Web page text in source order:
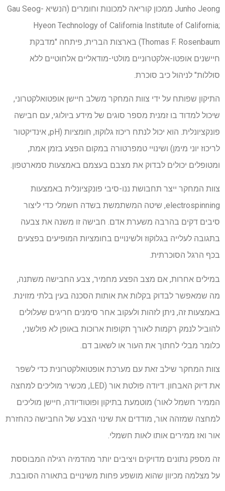
Junho Jeong ממכון קוריאה למכונות וחומרים (הנשיא Gau Seog-
Hyeon Technology of California Institute of California;
Thomas F. Rosenbaum) בארצות הברית, פיתחה "מדבקת
חיישנים אופטו-אלקטרוניים מולטי-מודאליים אלחוטיים ללא
סוללות" לניהול כיב סוכרת.
התיקון שפותח על ידי צוות המחקר משלב חיישן אופטואלקטרוני,
שיכול למדוד בו זמנית מספר סוגים של מידע ביולוגי, עם חבישה
פונקציונלית. הוא יכול לנתח ריכוז גלוקוז, חומציות (pH, אינדיקטור
לריכוז יוני מימן) ושינויי טמפרטורה במקום הפצע בזמן אמת,
ומטופלים יכולים לבדוק את מצבם בעצמם באמצעות סמארטפון.
צוות המחקר ייצר תחבושת ננו-סיבי פונקציונלית באמצעות
electrospinning, שיטה המשתמשת בשדה חשמלי כדי ליצור
סיבים דקים בהרבה משערת אדם. חבישה זו משנה את צבעה
בתגובה לעלייה בגלוקוז ולשינויים בחומציות המופיעים בפצעים
בכף הרגל הסוכרתית.
במילים אחרות, אם מצב הפצע מחמיר, צבע החבישה משתנה,
מה שמאפשר לבדוק בקלות את אותות הסכנה בעין בלתי מזוינת.
באמצעות זה, ניתן לזהות ולעקוב אחר סימנים חריגים שעלולים
להוביל לנמק רקמות לאורך תקופות ארוכות באופן לא פולשני,
כלומר מבלי לחתוך את העור או לשאוב דם.
צוות המחקר שילב זאת עם מערכת אופטואלקטרונית כדי לשפר
את דיוק האבחון. דיודה פולטת אור (LED, מכשיר מוליכים למחצה
הממיר חשמל לאור) מוטמעת בתיקון ופוטודיודה, חיישן מוליכים
למחצה שמזהה אור, מודדים את שינוי הצבע של החבישה כהחזרת
אור ואז ממירים אותו לאות חשמלי.
זה מספק נתונים מדויקים ויציבים יותר מהדמיה רגילה המבוססת
על מצלמה מכיוון שהוא מושפע פחות משינויים בתאורה הסובבת.